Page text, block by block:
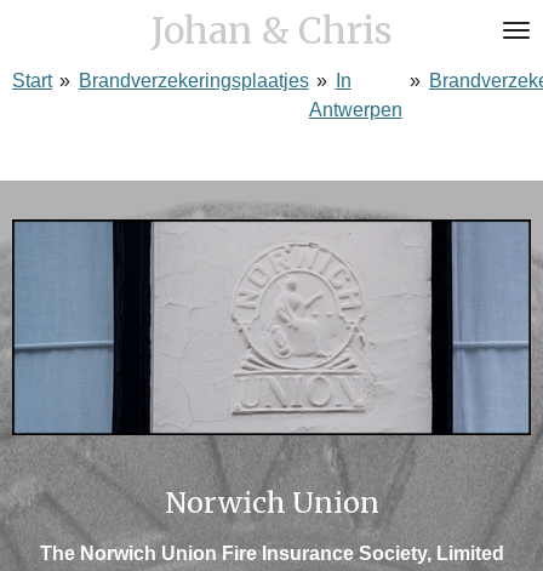
naar
Johan & Chris
Start » Brandverzekeringsplaatjes »
In
Antwerpen
»
Norwich Union
The Norwich Union Fire Insurance Society, Limited